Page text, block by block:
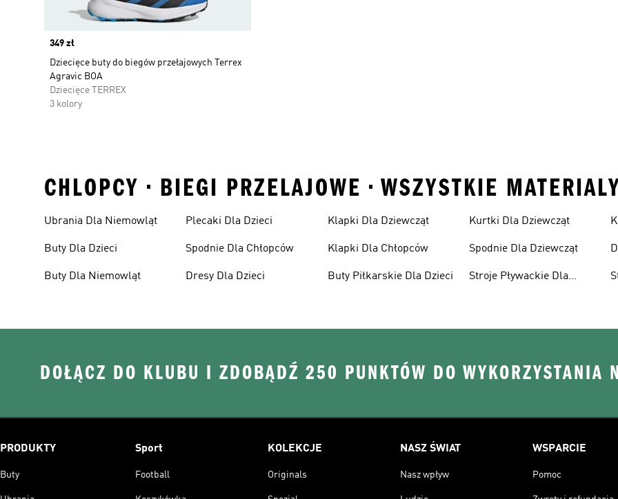
Price
349 zł
Dziecięce buty do biegów przełajowych Terrex
Agravic BOA
Dziecięce TERREX
3 kolory
CHLOPCY • BIEGI PRZELAJOWE • WSZYSTKIE
Ubrania Dla Niemowląt
Buty Dla Dzieci
Buty Dla Niemowląt
Plecaki Dla Dzieci
Spodnie Dla Chłopców
Dresy Dla Dzieci
Klapki Dla Dziewcząt
Klapki Dla Chłopców
Buty Piłkarskie Dla Dzieci
Kurtki Dla Dziewcząt
Spodnie Dla Dziewcząt
Stroje Pływackie Dla
DOŁĄCZ DO KLUBU I ZDOBĄDŹ 250 PUNKTÓW DO WYKORZYSTANIA
PRODUKTY
Buty
Sport
Football
KOLEKCJE
Originals
NASZ ŚWIAT
Nasz wpływ
WSPARCIE
Pomoc